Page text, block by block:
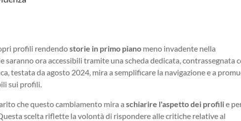
profili rendendostorie in primo piano meno invadente nella
saranno ora accessibili tramite una scheda dedicata, contrassegnata
testata da agosto 2024, mira a semplificare la navigazione e a
sui profili.
che questo cambiamento mira aschiarire l'aspetto dei profilie
scelta riflette la volontà di rispondere alle critiche relative al